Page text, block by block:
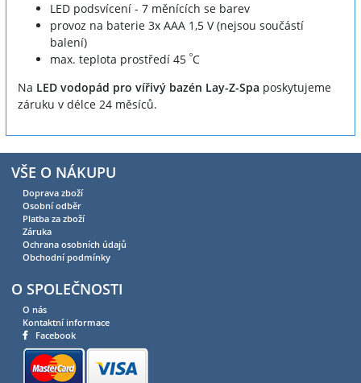
LED podsvícení - 7 měnících se barev
provoz na baterie 3x AAA 1,5 V (nejsou součástí
balení)
max. teplota prostředí 45 ºC
Na LED vodopád pro vířivý bazén Lay-Z-Spa poskytujeme
záruku v délce 24 měsíců.
VŠE O NÁKUPU
Doprava zboží
Osobní odběr
Platba za zboží
Záruka
Ochrana osobních údajů
Obchodní podmínky
O SPOLEČNOSTI
O nás
Kontaktní informace
Facebook